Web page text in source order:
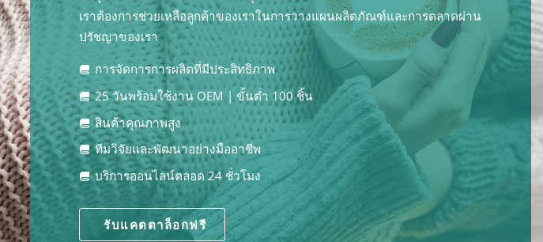
เราต้องการช่วยเหลือลูกค้าของเราในการวางแผนผลิตภัณฑ์และการตลาดผ่าน
ปรัชญาของเรา
การจัดการการผลิตที่มีประสิทธิภาพ
25 วันพร้อมใช้งาน OEM | ขั้นต่ำ 100 ชิ้น
สินค้าคุณภาพสูง
ทีมวิจัยและพัฒนาอย่างมืออาชีพ
บริการออนไลน์ตลอด 24 ชั่วโมง
รับแคตตาล็อกฟรี